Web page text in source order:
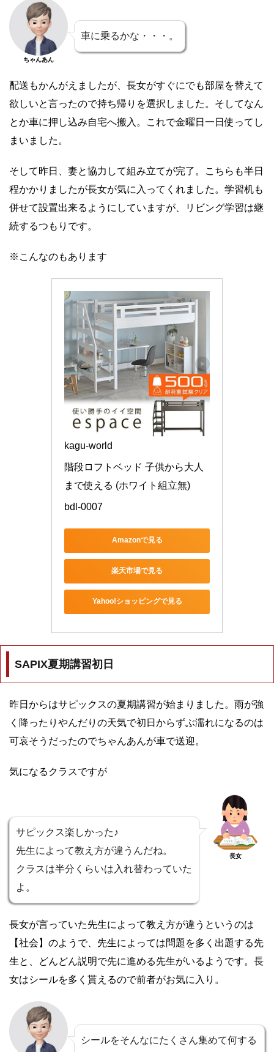
ちゃんあん
車に乗るかな・・・。
配送もかんがえましたが、長女がすぐにでも部屋を替えて
欲しいと言ったので持ち帰りを選択しました。そしてなん
とか車に押し込み自宅へ搬入。これで金曜日一日使ってし
まいました。
そして昨日、妻と協力して組み立てが完了。こちらも半日
程かかりましたが長女が気に入ってくれました。学習机も
併せて設置出来るようにしていますが、リビング学習は継
続するつもりです。
※こんなのもあります
kagu-world
階段ロフトベッド 子供から大人
まで使える (ホワイト組立無)
bdl-0007
Amazonで見る
楽天市場で見る
Yahoo!ショッピングで見る
SAPIX夏期講習初日
昨日からはサピックスの夏期講習が始まりました。雨が強
く降ったりやんだりの天気で初日からずぶ濡れになるのは
可哀そうだったのでちゃんあんが車で送迎。
気になるクラスですが
サピックス楽しかった♪
先生によって教え方が違うんだね。
クラスは半分くらいは入れ替わっていた
よ。
長女
長女が言っていた先生によって教え方が違うというのは
【社会】のようで、先生によっては問題を多く出題する先
生と、どんどん説明で先に進める先生がいるようです。長
女はシールを多く貰えるので前者がお気に入り。
シールをそんなにたくさん集めて何する